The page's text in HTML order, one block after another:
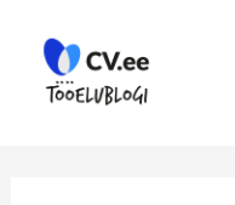
content